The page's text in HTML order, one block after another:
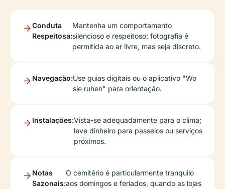
Conduta
Respeitosa:
Mantenha um comportamento
silencioso e respeitoso; fotografia é
permitida ao ar livre, mas seja discreto.
Navegação:Use guias digitais ou o aplicativo "Wo
sie ruhen" para orientação.
Instalações:Vista-se adequadamente para o clima;
leve dinheiro para passeios ou serviços
próximos.
Notas
Sazonais:
O cemitério é particularmente tranquilo
aos domingos e feriados, quando as lojas